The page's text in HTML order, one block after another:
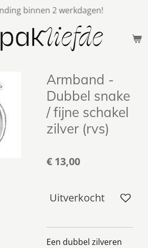
binnen 2 werkdagen!
Armband -
Dubbel snake
/ fijne schakel
zilver (rvs)
€ 13,00
Uitverkocht
Een dubbel zilveren